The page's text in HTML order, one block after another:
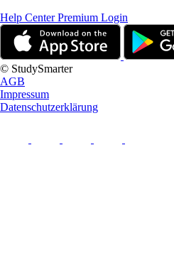
Help CenterPremium Login
© StudySmarter
AGB
Impressum
Datenschutzerklärung